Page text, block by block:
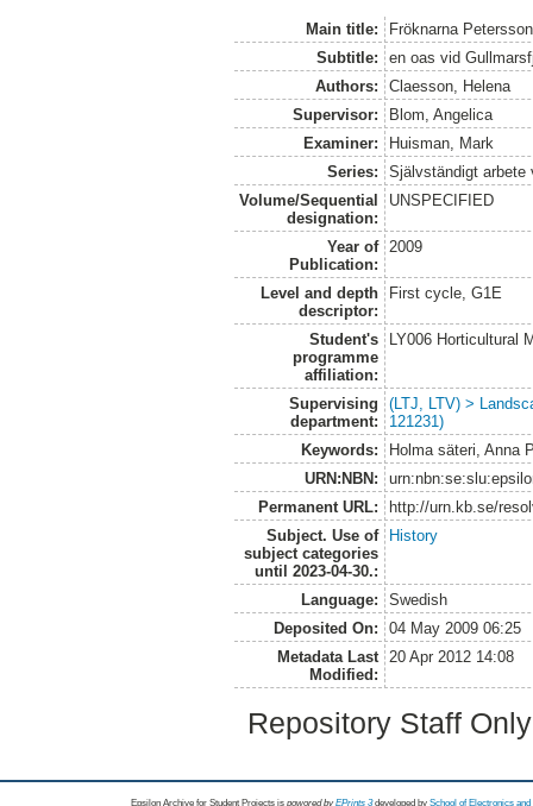
Main title:
Fröknarna
Subtitle:
en oas vid
Authors:
Claesson, Helena
Supervisor:
Blom, Angelica
Examiner:
Huisman, Mark
Series:
Självständigt arbete
Volume/Sequential
designation:
UNSPECIFIED
Year of
Publication:
2009
Level and depth
descriptor:
First cycle, G1E
Student's
programme
affiliation:
LY006 Horticultural
Supervising
department:
(LTJ, LTV) >
121231)
Keywords:
Holma säteri, Anna
URN:NBN:
Permanent URL:
http://urn.kb.se/
Subject. Use of
subject categories
until 2023-04-30.:
History
Language:
Swedish
Deposited On:
04 May 2009 06:25
Metadata Last
Modified:
20 Apr 2012 14:08
Repository Staff
Epsilon Archive for Student Projects is powored byEPrints 3 developed by School of Electronics